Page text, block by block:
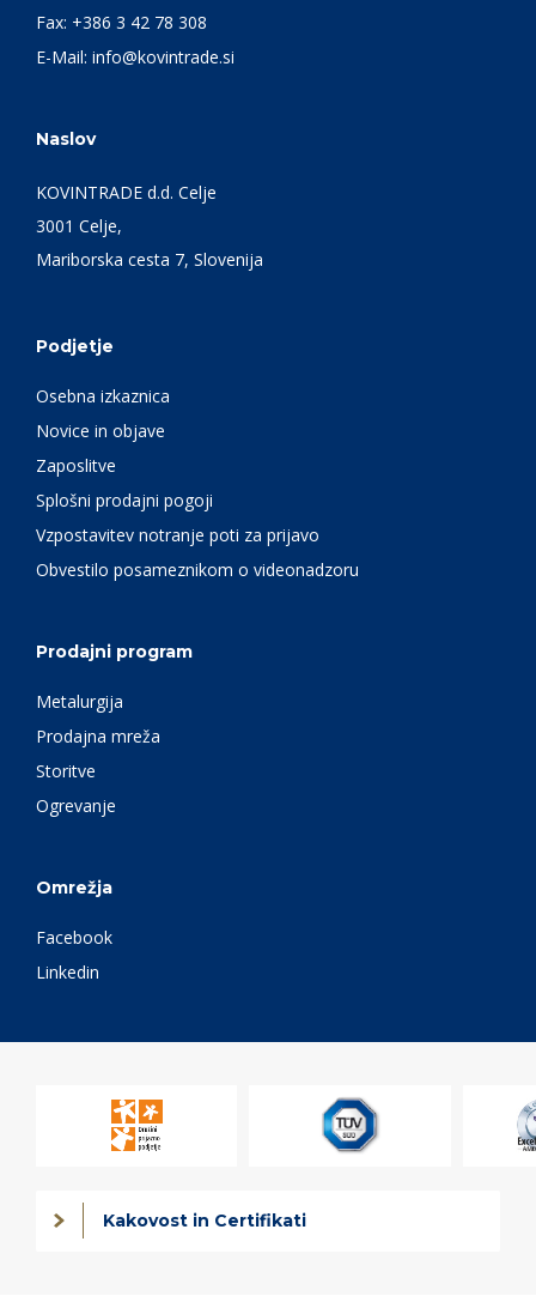
Fax: +386 3 42 78 308
E-Mail: info@kovintrade.si
Naslov
KOVINTRADE d.d. Celje
3001 Celje,
Mariborska cesta 7, Slovenija
Podjetje
Osebna izkaznica
Novice in objave
Zaposlitve
Splošni prodajni pogoji
Vzpostavitev notranje poti za prijavo
Obvestilo posameznikom o videonadzoru
Prodajni program
Metalurgija
Prodajna mreža
Storitve
Ogrevanje
Omrežja
Facebook
Linkedin
Kakovost in Certifikati